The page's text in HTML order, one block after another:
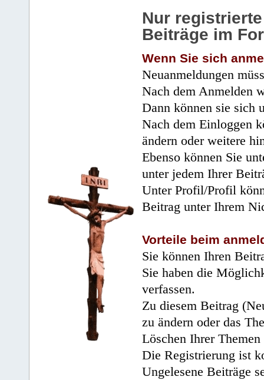
Nur
Beiträge im
Wenn Sie sich
Neuanmeldungen
Nach dem Anmelden
Dann können sie sich
Nach dem Einloggen
ändern oder weitere
Ebenso können Sie
unter jedem Ihrer
Unter Profil/Profil
Beitrag unter Ihrem
Vorteile beim
Sie können Ihren
Sie haben die
verfassen.
Zu diesem Beitrag
zu ändern oder das
Löschen Ihrer
Die Registrierung ist
Ungelesene Beiträge